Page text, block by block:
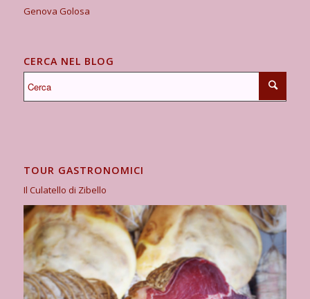
Genova Golosa
CERCA NEL BLOG
TOUR GASTRONOMICI
Il Culatello di Zibello